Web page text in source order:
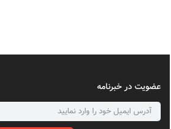
عضویت در خبرنامه